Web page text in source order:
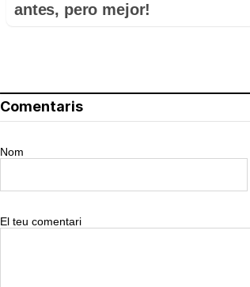
antes, pero mejor!
Comentaris
Nom
El teu comentari